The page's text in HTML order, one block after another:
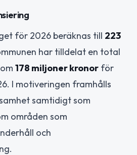
för 2026 beräknas till 223
har tilldelat en total
178 miljoner kronor för
I motiveringen framhålls
samtidigt som
områden som
och